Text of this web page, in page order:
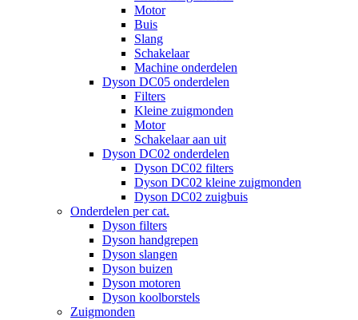
Motor
Buis
Slang
Schakelaar
Machine onderdelen
Dyson DC05 onderdelen
Filters
Kleine zuigmonden
Motor
Schakelaar aan uit
Dyson DC02 onderdelen
Dyson DC02 filters
Dyson DC02 kleine zuigmonden
Dyson DC02 zuigbuis
Onderdelen per cat.
Dyson filters
Dyson handgrepen
Dyson slangen
Dyson buizen
Dyson motoren
Dyson koolborstels
Zuigmonden